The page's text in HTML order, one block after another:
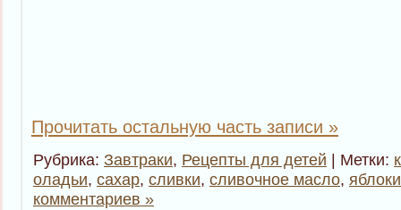
Прочитать остальную часть записи »
Рубрика: Завтраки, Рецепты для детей | Метки:
оладьи, сахар, сливки, сливочное масло, яблоки
комментариев »